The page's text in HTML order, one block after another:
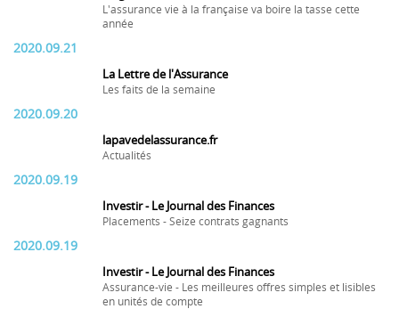
L'assurance vie à la française va boire la tasse cette
année
2020.09.21
La Lettre de l'Assurance
Les faits de la semaine
2020.09.20
lapavedelassurance.fr
Actualités
2020.09.19
Investir - Le Journal des Finances
Placements - Seize contrats gagnants
2020.09.19
Investir - Le Journal des Finances
Assurance-vie - Les meilleures offres simples et lisibles
en unités de compte